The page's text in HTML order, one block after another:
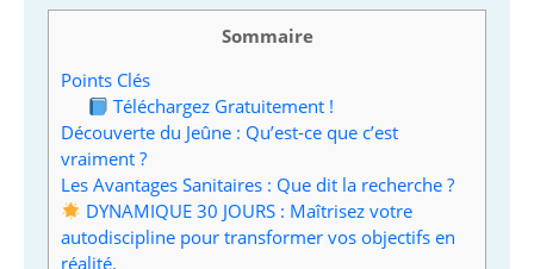
Sommaire
Points Clés
Téléchargez Gratuitement !
Découverte du Jeûne : Qu’est-ce que c’est
vraiment ?
Les Avantages Sanitaires : Que dit la recherche ?
DYNAMIQUE 30 JOURS : Maîtrisez votre
autodiscipline pour transformer vos objectifs en
réalité.